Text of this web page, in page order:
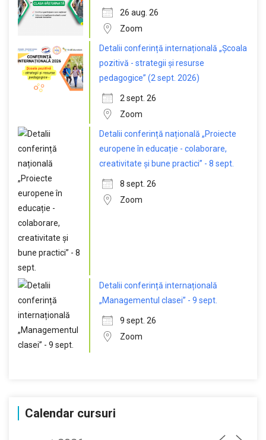
26 aug. 26
Zoom
Detalii conferință internațională „Școala
pozitivă - strategii și resurse
pedagogice” (2 sept. 2026)
2 sept. 26
Zoom
Detalii conferință națională „Proiecte
europene în educație - colaborare,
creativitate și bune practici” - 8 sept.
8 sept. 26
Zoom
Detalii conferință internațională
„Managementul clasei” - 9 sept.
9 sept. 26
Zoom
Calendar cursuri